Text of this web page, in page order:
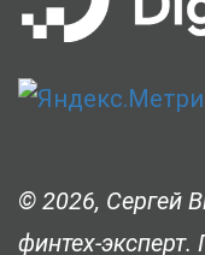
© 2026, Сергей
финтех-эксперт.